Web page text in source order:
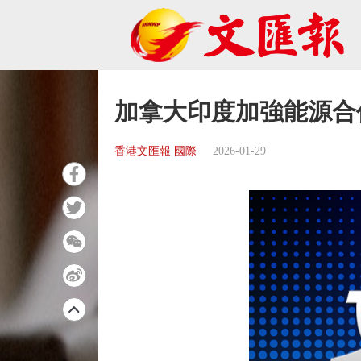
加拿大印度加強能源
香港文匯報 國際 2026-01-29